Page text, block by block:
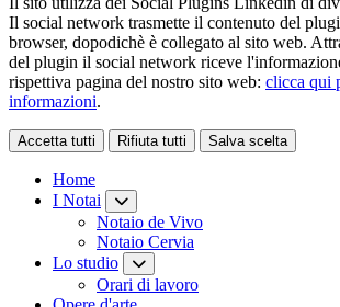
Il social network trasmette il contenuto del
browser, dopodichè è collegato al sito web.
del plugin il social network riceve
rispettiva pagina del nostro sito web: clicca qui
informazioni.
Accetta tutti Rifiuta tutti Salva scelta
Home
I Notai
Notaio de Vivo
Notaio Cervia
Lo studio
Orari di lavoro